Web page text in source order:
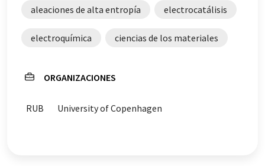
aleaciones de alta entropía electrocatálisis
electroquímica ciencias de los materiales
ORGANIZACIONES
RUB University of Copenhagen